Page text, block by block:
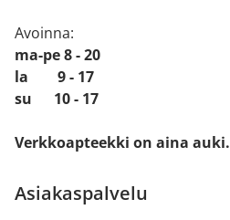
Avoinna:
ma-pe 8 - 20
la 9 - 17
su 10 - 17
Verkkoapteekki on aina auki.
Asiakaspalvelu